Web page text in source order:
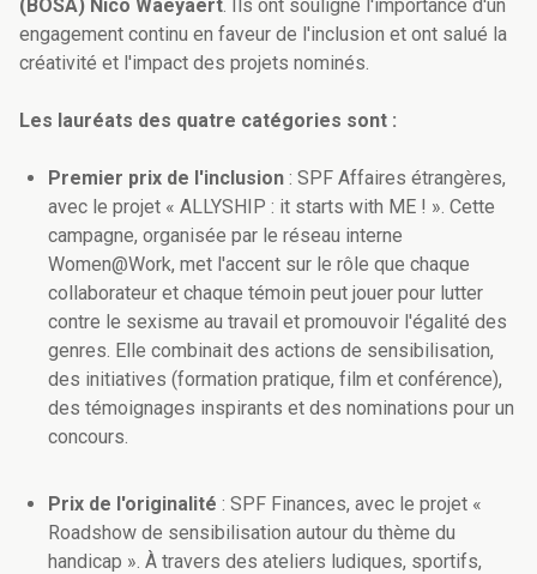
(BOSA) Nico Waeyaert. Ils ont souligné l'importance d'un
engagement continu en faveur de l'inclusion et ont salué la
créativité et l'impact des projets nominés.
Les lauréats des quatre catégories sont :
Premier prix de l'inclusion : SPF Affaires étrangères,
avec le projet « ALLYSHIP : it starts with ME ! ». Cette
campagne, organisée par le réseau interne
Women@Work, met l'accent sur le rôle que chaque
collaborateur et chaque témoin peut jouer pour lutter
contre le sexisme au travail et promouvoir l'égalité des
genres. Elle combinait des actions de sensibilisation,
des initiatives (formation pratique, film et conférence),
des témoignages inspirants et des nominations pour un
concours.
Prix de l'originalité : SPF Finances, avec le projet «
Roadshow de sensibilisation autour du thème du
handicap ». À travers des ateliers ludiques, sportifs,